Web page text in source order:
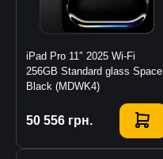
iPad Pro 11″ 2025 Wi-Fi
256GB Standard glass Space
Black (MDWK4)
50 556 грн.
Купити